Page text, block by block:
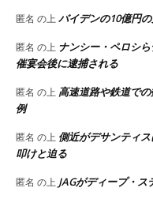
匿名 の上 バイデンの10億円
匿名 の上 ナンシー・ペロシ
催宴会後に逮捕される
匿名 の上 高速道路や鉄道で
例
匿名 の上 側近がデサンティ
叩けと迫る
匿名 の上 JAGがディープ・